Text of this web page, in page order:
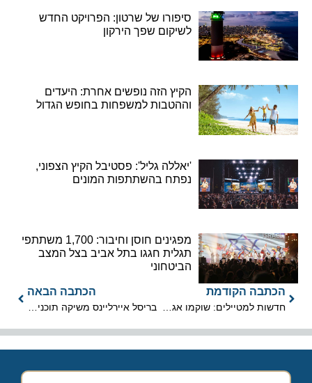
סיפורו של שרטון: הפרויקט החדש
לשיקום שפך הירקון
הקיץ הזה נופשים אחרת: היעדים
וההטבות למשפחות בחופש הגדול
'יאללה גליל': פסטיבל הקיץ הצפוני,
נפתח בהשתתפות המונים
מפגינים חוסן וחיבור: 1,700 משתתפי
תגלית חגגו בתל אביב בצל המצב
הביטחוני
הכתבה הקודמת הכתבה הבאה